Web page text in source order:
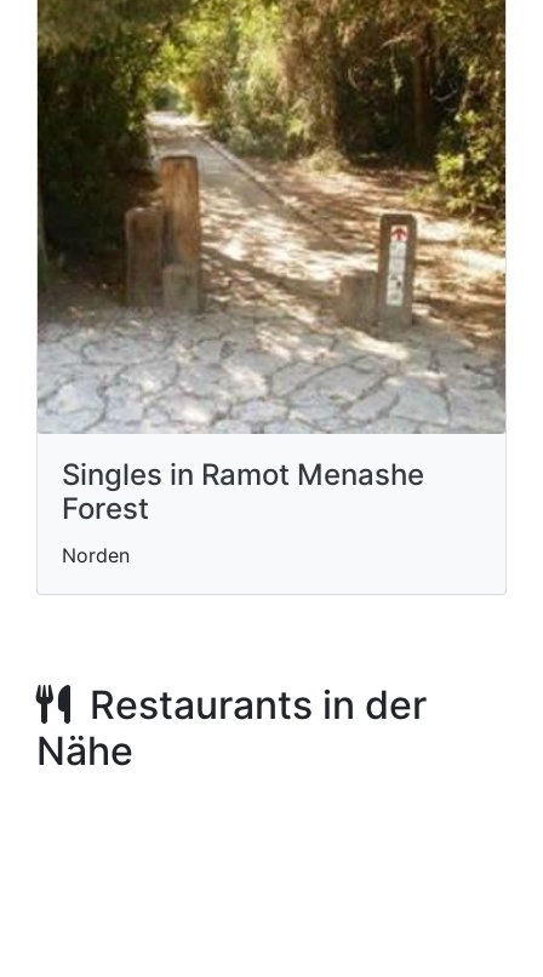
Singles in Ramot Menashe
Forest
Norden
Restaurants in der
Nähe